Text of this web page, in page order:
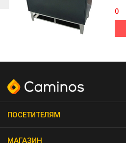
0
ПОСЕТИТЕЛЯМ
МАГАЗИН